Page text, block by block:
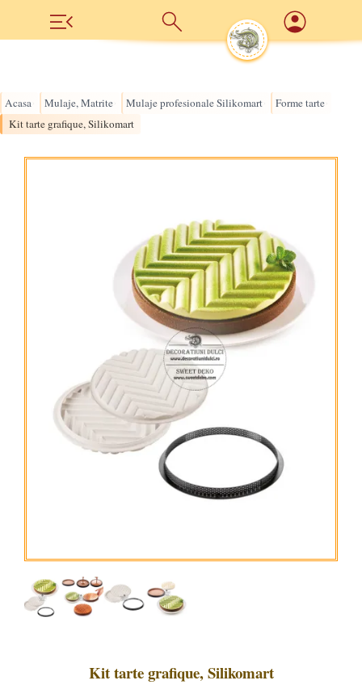
Acasa Mulaje, Matrite Mulaje profesionale Silikomart Forme tarte
Kit tarte grafique, Silikomart
Kit tarte grafique, Silikomart